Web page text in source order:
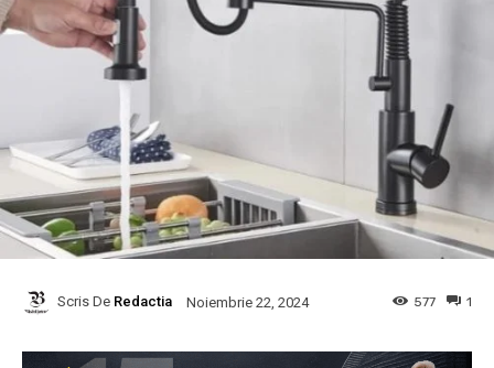
Scris De Redactia Noiembrie 22, 2024 1
577